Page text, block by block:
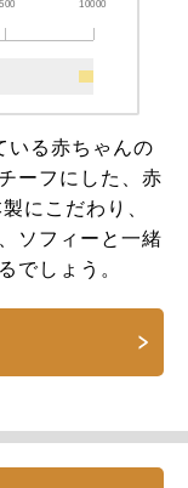
10000
いる赤ちゃんの
ーフにした、赤
にこだわり、
ソフィーと一緒
でしょう。